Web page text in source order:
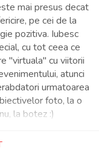
mai presus decat
pe cei de la
pozitiva. Iubesc
cu tot ceea ce
"virtuala" cu viitorii
atunci
urmatoarea
foto, la o
la botez :)